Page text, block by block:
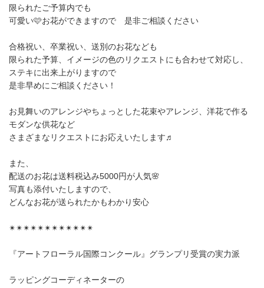
限られたご予算内でも
可愛い🩷お花ができますので 是非ご相談ください
合格祝い、卒業祝い、送別のお花なども
限られた予算、イメージの色のリクエストにも合わせて対応し、
ステキに出来上がりますので
是非早めにご相談ください！
お見舞いのアレンジやちょっとした花束やアレンジ、洋花で作る
モダンな供花など
さまざまなリクエストにお応えいたします♬
また、
配送のお花は送料税込み5000円が人気🌸
写真も添付いたしますので、
どんなお花が送られたかもわかり安心
✴︎✴︎✴︎✴︎✴︎✴︎✴︎✴︎✴︎✴︎✴︎✴︎
『アートフローラル国際コンクール』グランプリ受賞の実力派
ラッピングコーディネーターの